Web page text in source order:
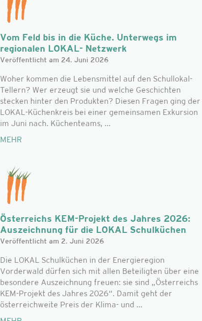
Vom Feld bis in die Küche. Unterwegs im
regionalen LOKAL- Netzwerk
Veröffentlicht am 24. Juni 2026
Woher kommen die Lebensmittel auf den Schullokal-
Tellern? Wer erzeugt sie und welche Geschichten
stecken hinter den Produkten? Diesen Fragen ging der
LOKAL-Küchenkreis bei einer gemeinsamen Exkursion
im Juni nach. Küchenteams, ...
MEHR
Österreichs KEM-Projekt des Jahres 2026:
Auszeichnung für die LOKAL Schulküchen
Veröffentlicht am 2. Juni 2026
Die LOKAL Schulküchen in der Energieregion
Vorderwald dürfen sich mit allen Beteiligten über eine
besondere Auszeichnung freuen: sie sind „Österreichs
KEM-Projekt des Jahres 2026“. Damit geht der
österreichweite Preis der Klima- und ...